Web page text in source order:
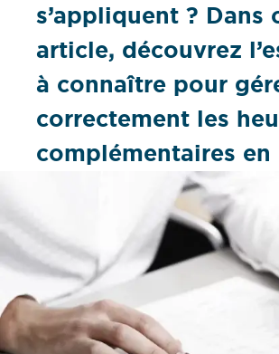
s’appliquent ? Dans
article, découvrez
à connaître pour
correctement les
complémentaires en